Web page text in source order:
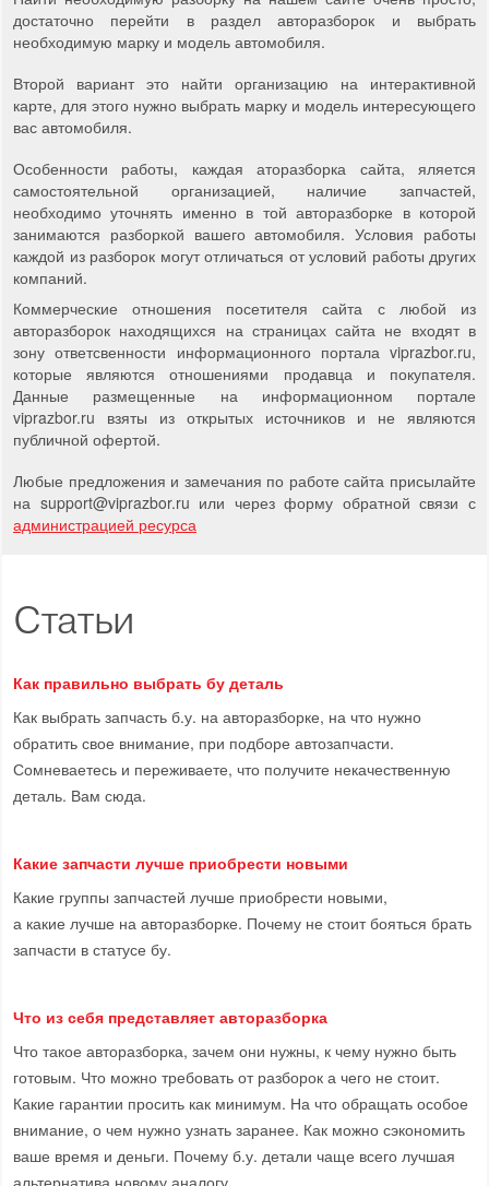
достаточно перейти в раздел авторазборок и выбрать
необходимую марку и модель автомобиля.
Второй вариант это найти организацию на интерактивной
карте, для этого нужно выбрать марку и модель интересующего
вас автомобиля.
Особенности работы, каждая аторазборка сайта, яляется
самостоятельной организацией, наличие запчастей,
необходимо уточнять именно в той авторазборке в которой
занимаются разборкой вашего автомобиля. Условия работы
каждой из разборок могут отличаться от условий работы других
компаний.
Коммерческие отношения посетителя сайта с любой из
авторазборок находящихся на страницах сайта не входят в
зону ответсвенности информационного портала viprazbor.ru,
которые являются отношениями продавца и покупателя.
Данные размещенные на информационном портале
viprazbor.ru взяты из открытых источников и не являются
публичной офертой.
Любые предложения и замечания по работе сайта присылайте
на support@viprazbor.ru или через форму обратной связи с
администрацией ресурса
Статьи
Как правильно выбрать бу деталь
Как выбрать запчасть б.у. на авторазборке, на что нужно
обратить свое внимание, при подборе автозапчасти.
Сомневаетесь и переживаете, что получите некачественную
деталь. Вам сюда.
Какие запчасти лучше приобрести новыми
Какие группы запчастей лучше приобрести новыми,
а какие лучше на авторазборке. Почему не стоит бояться брать
запчасти в статусе бу.
Что из себя представляет авторазборка
Что такое авторазборка, зачем они нужны, к чему нужно быть
готовым. Что можно требовать от разборок а чего не стоит.
Какие гарантии просить как минимум. На что обращать особое
внимание, о чем нужно узнать заранее. Как можно сэкономить
ваше время и деньги. Почему б.у. детали чаще всего лучшая
альтернатива новому аналогу.